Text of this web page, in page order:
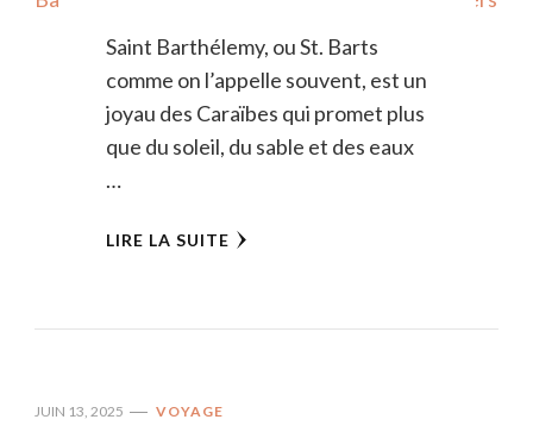
Saint Barthélemy, ou St. Barts
comme on l’appelle souvent, est un
joyau des Caraïbes qui promet plus
que du soleil, du sable et des eaux
…
LIRE LA SUITE
JUIN 13, 2025 VOYAGE